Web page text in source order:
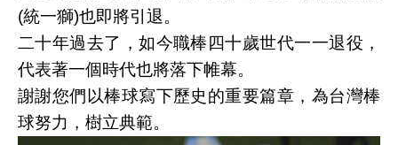
(統一獅)也即將引退。
二十年過去了，如今職棒四十歲世代一一退役，
代表著一個時代也將落下帷幕。
謝謝您們以棒球寫下歷史的重要篇章，為台灣棒
球努力，樹立典範。